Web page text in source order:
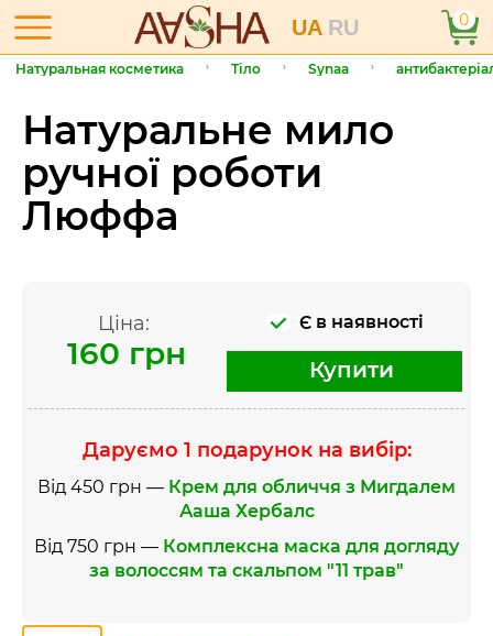
UA RU 0
Натуральная косметика Тіло Synaa
Натуральне мило
ручної роботи
Люффа
Ціна:
160 грн
Є в наявності
Купити
Даруємо 1 подарунок на вибір:
Від 450 грн — Крем для обличчя з Мигдалем
Ааша Хербалс
Від 750 грн — Комплексна маска для догляду
за волоссям та скальпом "11 трав"